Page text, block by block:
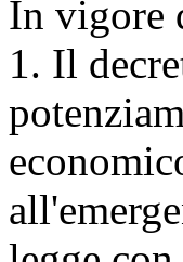
In vigore
1. Il